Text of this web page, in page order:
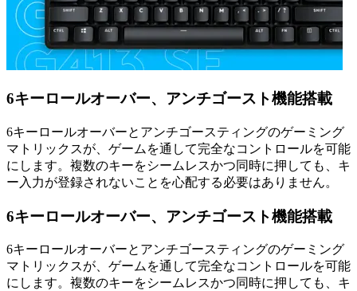
6キーロールオーバー、アンチゴースト機能搭載
6キーロールオーバーとアンチゴースティングのゲーミング
マトリックスが、ゲームを通して完全なコントロールを可能
にします。複数のキーをシームレスかつ同時に押しても、キ
ー入力が登録されないことを心配する必要はありません。
6キーロールオーバー、アンチゴースト機能搭載
6キーロールオーバーとアンチゴースティングのゲーミング
マトリックスが、ゲームを通して完全なコントロールを可能
にします。複数のキーをシームレスかつ同時に押しても、キ